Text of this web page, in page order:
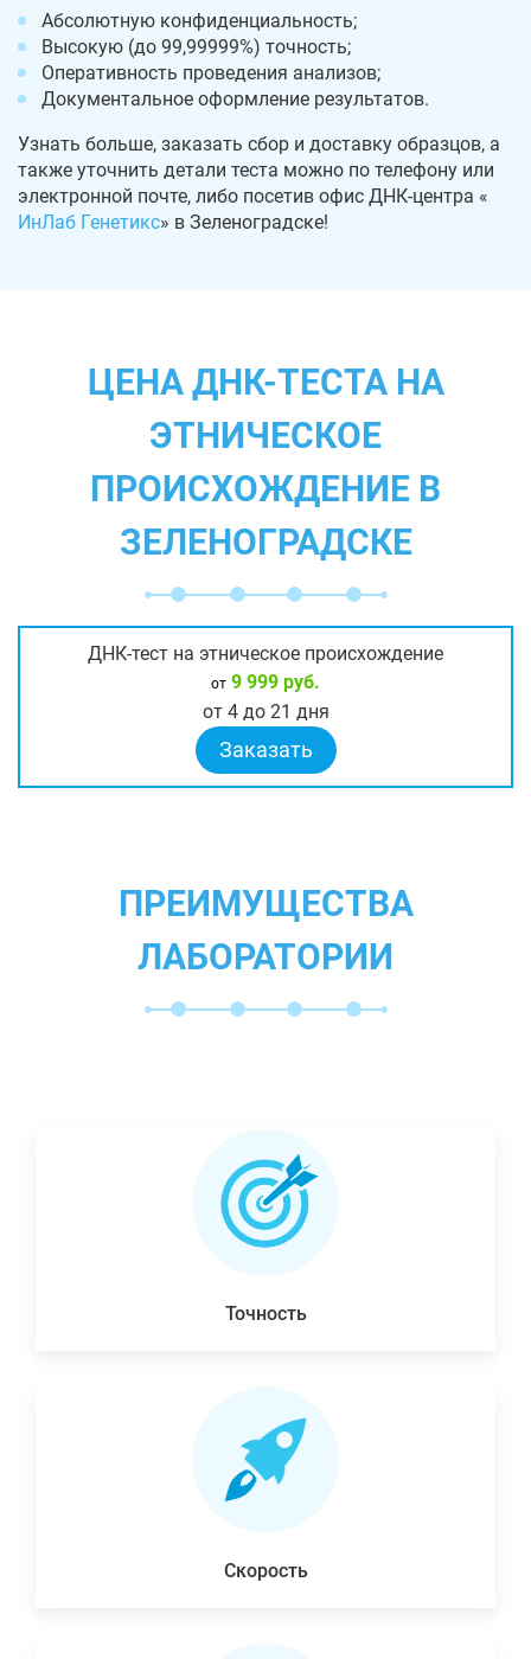
Абсолютную конфиденциальность;
Высокую (до 99,99999%) точность;
Оперативность проведения анализов;
Документальное оформление результатов.
Узнать больше, заказать сбор и доставку образцов, а
также уточнить детали теста можно по телефону или
электронной почте, либо посетив офис ДНК-центра «
ИнЛаб Генетикс» в Зеленоградске!
ЦЕНА ДНК-ТЕСТА НА
ЭТНИЧЕСКОЕ
ПРОИСХОЖДЕНИЕ В
ЗЕЛЕНОГРАДСКЕ
ДНК-тест на этническое происхождение
от 9 999 руб.
от 4 до 21 дня
Заказать
ПРЕИМУЩЕСТВА
ЛАБОРАТОРИИ
Точность
Скорость